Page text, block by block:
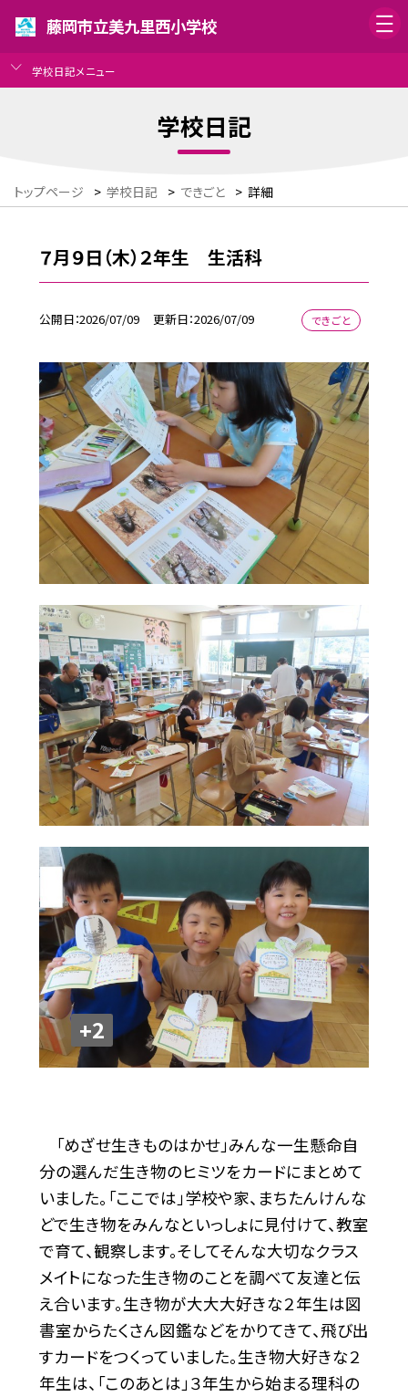
藤岡市立美九里西小学校
学校日記メニュー
学校日記
トップページ > 学校日記 > できごと > 詳細
７月９日（木）２年生 生活科
公開日 2026/07/09 更新日 2026/07/09 できごと
+2
「めざせ生きものはかせ」みんな一生懸命自
分の選んだ生き物のヒミツをカードにまとめて
いました。「ここでは」学校や家、まちたんけんな
どで生き物をみんなといっしょに見付けて、教室
で育て、観察します。そしてそんな大切なクラス
メイトになった生き物のことを調べて友達と伝
え合います。生き物が大大大好きな２年生は図
書室からたくさん図鑑などをかりてきて、飛び出
すカードをつくっていました。生き物大好きな２
年生は、「このあとは」３年生から始まる理科の